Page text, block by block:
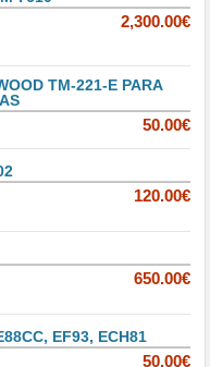
2,300.00€
TM-221-E PARA
50.00€
120.00€
650.00€
EF93, ECH81
50.00€